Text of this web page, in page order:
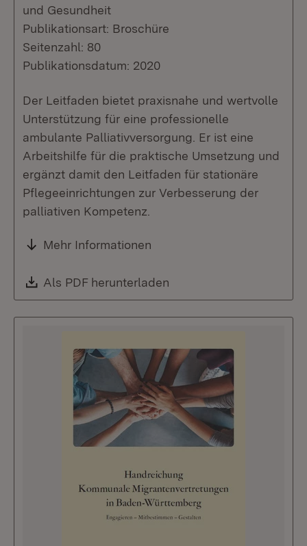
und Gesundheit
Publikationsart: Broschüre
Seitenzahl: 80
Publikationsdatum: 2020
Der Leitfaden bietet praxisnahe und wertvolle
Unterstützung für eine professionelle
ambulante Palliativversorgung. Er ist eine
Arbeitshilfe für die praktische Umsetzung und
ergänzt damit den Leitfaden für stationäre
Pflegeeinrichtungen zur Verbesserung der
palliativen Kompetenz.
Mehr Informationen
Download:
Als PDF herunterladen